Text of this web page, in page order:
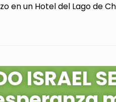
en un Hotel del Lago de
ISRAEL